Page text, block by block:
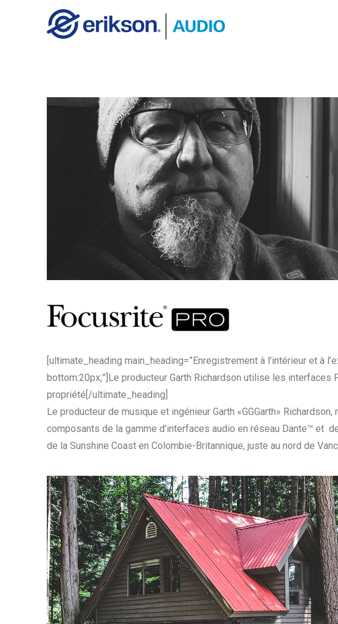
[ultimate_heading main_heading=”Enregistrement à l’intérieur et à
bottom:20px;”]Le producteur Garth Richardson utilise les interfaces
propriété[/ultimate_heading]
Le producteur de musique et ingénieur Garth «GGGarth»
composants de la gamme d’interfaces audio en réseau Dante™ et
de la Sunshine Coast en Colombie-Britannique, juste au nord de